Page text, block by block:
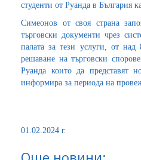
студенти от Руанда в България
Симеонов от своя страна
търговски документи чрез
палата за тези услуги, от
решаване на търговски
Руанда които да представят
информира за периода на
01.02.2024 г.